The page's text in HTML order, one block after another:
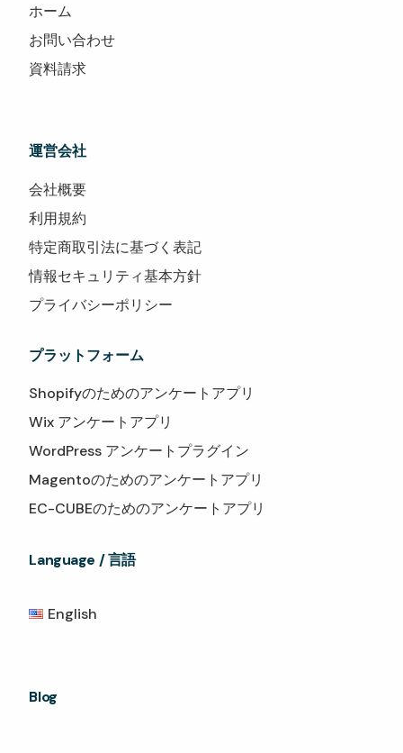
ホーム
お問い合わせ
資料請求
運営会社
会社概要
利用規約
特定商取引法に基づく表記
情報セキュリティ基本方針
プライバシーポリシー
プラットフォーム
Shopifyのためのアンケートアプリ
Wix アンケートアプリ
WordPress アンケートプラグイン
Magentoのためのアンケートアプリ
EC-CUBEのためのアンケートアプリ
Language / 言語
English
Blog